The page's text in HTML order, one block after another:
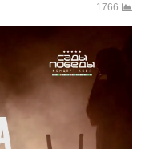
1766